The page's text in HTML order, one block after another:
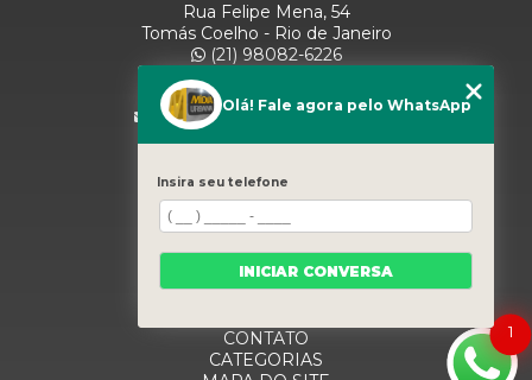
Rua Felipe Mena, 54
Tomás Coelho - Rio de Janeiro
(21) 98082-6226
(21) 97280-9600
(11) 93071-5918
comercialmidiaurbana@gmail.com
HOME
QUEM SOMOS
CONTATO
CATEGORIAS
1
Olá! Fale agora pelo WhatsApp
Insira seu telefone
INICIAR CONVERSA